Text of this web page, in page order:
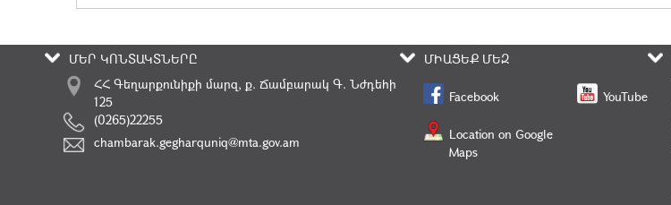
ՄԵՐ ԿՈՆՏԱԿՏՆԵՐԸ ՄԻԱՑԵՔ ՄԵԶ
ՀՀ Գեղարքունիքի մարզ, ք. Ճամբարակ Գ. Նժդեհի
125
(0265)22255
chambarak.gegharquniq@mta.gov.am
Facebook
Location on Google
Maps
YouTube